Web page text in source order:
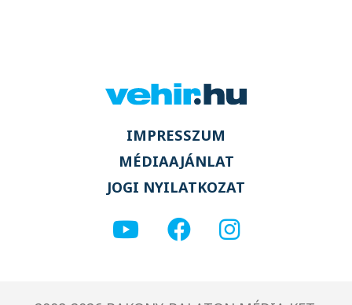
IMPRESSZUM
MÉDIAAJÁNLAT
JOGI NYILATKOZAT